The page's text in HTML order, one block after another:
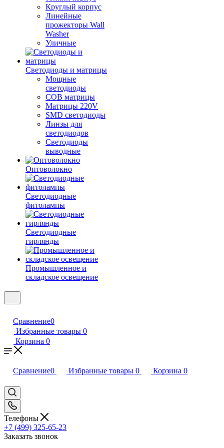
Круглый корпус
Линейные
прожекторы Wall
Washer
Уличные
Светодиоды и матрицы
Мощные
светодиоды
COB матрицы
Матрицы 220V
SMD светодиоды
Линзы для
светодиодов
Светодиоды
выводные
Оптоволокно
Светодиодные
фитолампы
Светодиодные
гирлянды
Промышленное и
складское освещение
Сравнение0
Избранные товары 0
Корзина 0
Сравнение0 Избранные товары 0 Корзина 0
Телефоны
+7 (499) 325-65-23
Заказать звонок